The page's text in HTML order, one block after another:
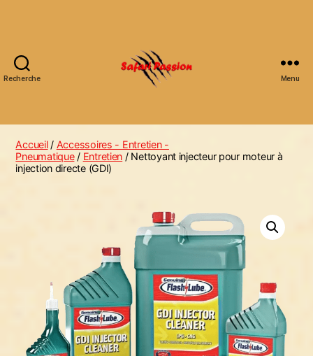
Recherche Menu
Accueil/ Accessoires - Entretien -
Pneumatique/ Entretien / Nettoyant injecteur pour moteur à
injection directe (GDI)